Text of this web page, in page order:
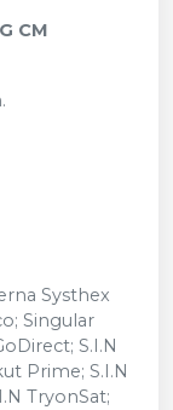
CM
Systhex
Singular
S.I.N
Prime; S.I.N
TryonSat;